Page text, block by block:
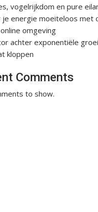
vogelrijkdom en pure
je energie moeiteloos met
omgeving
achter exponentiële
kloppen
Comments
to show.